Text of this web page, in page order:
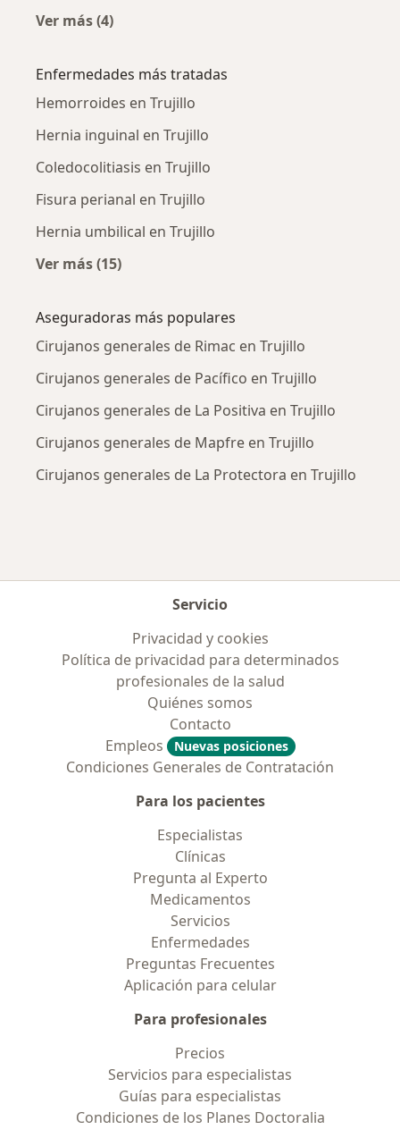
Ver más (4)
Enfermedades más tratadas
Hemorroides en Trujillo
Hernia inguinal en Trujillo
Coledocolitiasis en Trujillo
Fisura perianal en Trujillo
Hernia umbilical en Trujillo
Ver más (15)
Aseguradoras más populares
Cirujanos generales de Rimac en Trujillo
Cirujanos generales de Pacífico en Trujillo
Cirujanos generales de La Positiva en Trujillo
Cirujanos generales de Mapfre en Trujillo
Cirujanos generales de La Protectora en Trujillo
Servicio
Privacidad y cookies
Política de privacidad para determinados
profesionales de la salud
Quiénes somos
Contacto
Empleos
Nuevas posiciones
Condiciones Generales de Contratación
Para los pacientes
Especialistas
Clínicas
Pregunta al Experto
Medicamentos
Servicios
Enfermedades
Preguntas Frecuentes
Aplicación para celular
Para profesionales
Precios
Servicios para especialistas
Guías para especialistas
Condiciones de los Planes Doctoralia